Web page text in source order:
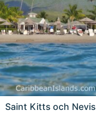
Saint Kitts och Nevis